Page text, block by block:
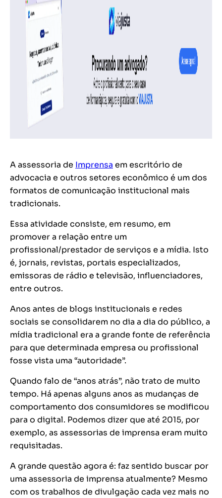
A assessoria de Imprensa em escritório de
advocacia e outros setores econômico é um dos
formatos de comunicação institucional mais
tradicionais.
Essa atividade consiste, em resumo, em
promover a relação entre um
profissional/prestador de serviços e a mídia. Isto
é, jornais, revistas, portais especializados,
emissoras de rádio e televisão, influenciadores,
entre outros.
Anos antes de blogs institucionais e redes
sociais se consolidarem no dia a dia do público, a
mídia tradicional era a grande fonte de referência
para que determinada empresa ou profissional
fosse vista uma “autoridade”.
Quando falo de “anos atrás”, não trato de muito
tempo. Há apenas alguns anos as mudanças de
comportamento dos consumidores se modificou
para o digital. Podemos dizer que até 2015, por
exemplo, as assessorias de imprensa eram muito
requisitadas.
A grande questão agora é: faz sentido buscar por
uma assessoria de imprensa atualmente? Mesmo
com os trabalhos de divulgação cada vez mais no